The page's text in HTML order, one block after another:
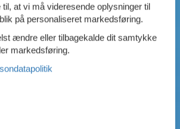
at vi må videresende oplysninger til
på personaliseret markedsføring.
ændre eller tilbagekalde dit samtykke
markedsføring.